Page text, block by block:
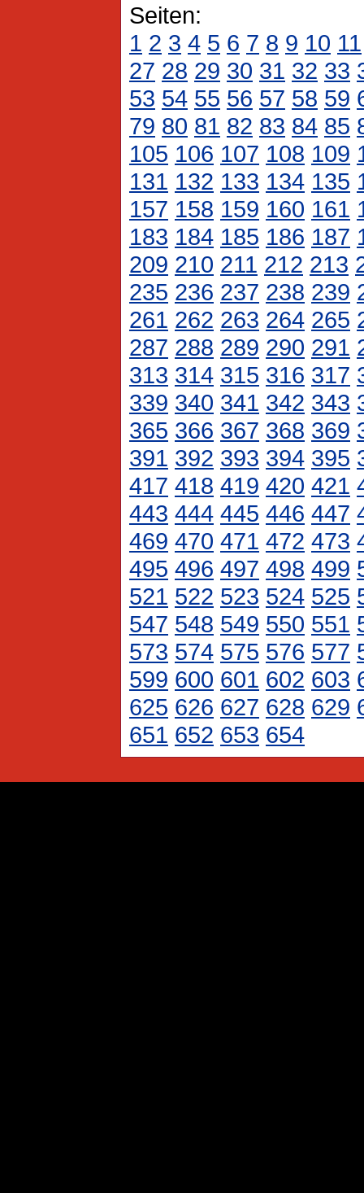
Seiten:
1 2 3 4 5 6 7 8 9 10 11
27 28 29 30 31 32 33
53 54 55 56 57 58 59
79 80 81 82 83 84 85
105 106 107 108 109
131 132 133 134 135
157 158 159 160 161
183 184 185 186 187
209 210 211 212 213
235 236 237 238 239
261 262 263 264 265
287 288 289 290 291
313 314 315 316 317
339 340 341 342 343
365 366 367 368 369
391 392 393 394 395
417 418 419 420 421
443 444 445 446 447
469 470 471 472 473
495 496 497 498 499
521 522 523 524 525
547 548 549 550 551
573 574 575 576 577
599 600 601 602 603
625 626 627 628 629
651 652 653 654